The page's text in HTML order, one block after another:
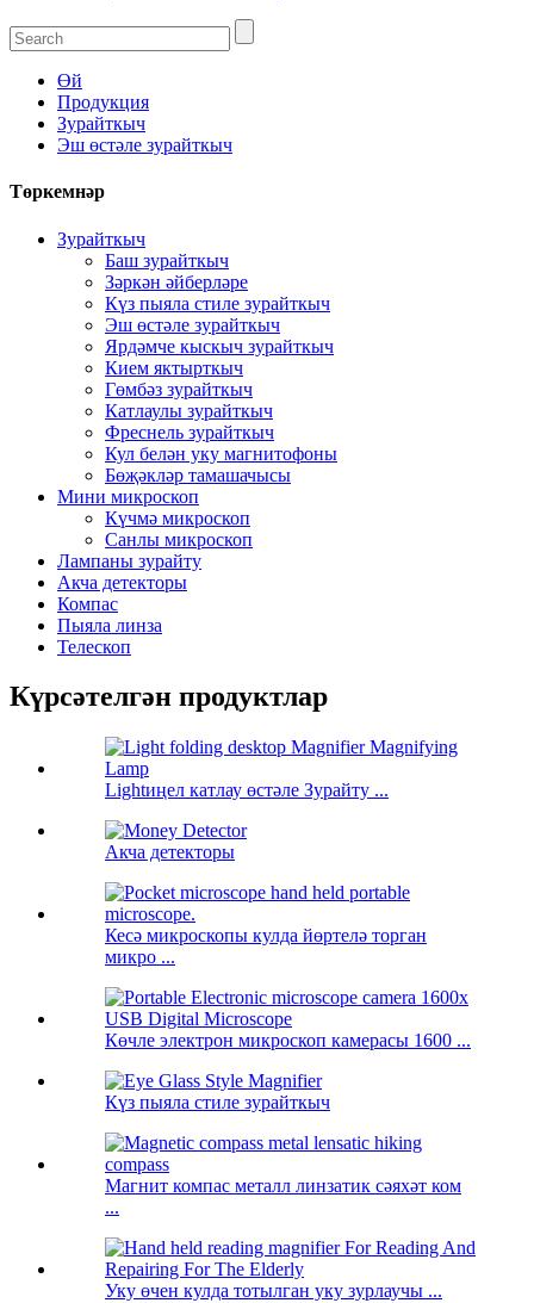
Өй
Продукция
Зурайткыч
Эш өстәле зурайткыч
Төркемнәр
Зурайткыч
Баш зурайткыч
Зәркән әйберләре
Күз пыяла стиле зурайткыч
Эш өстәле зурайткыч
Ярдәмче кыскыч зурайткыч
Кием яктырткыч
Гөмбәз зурайткыч
Катлаулы зурайткыч
Фреснель зурайткыч
Кул белән уку магнитофоны
Бөҗәкләр тамашачысы
Мини микроскоп
Күчмә микроскоп
Санлы микроскоп
Лампаны зурайту
Акча детекторы
Компас
Пыяла линза
Телескоп
Күрсәтелгән продуктлар
Lightиңел катлау өстәле Зурайту ...
Акча детекторы
Кесә микроскопы кулда йөртелә торган
микро ...
Көчле электрон микроскоп камерасы 1600 ...
Күз пыяла стиле зурайткыч
Магнит компас металл линзатик сәяхәт ком
...
Уку өчен кулда тотылган уку зурлаучы ...